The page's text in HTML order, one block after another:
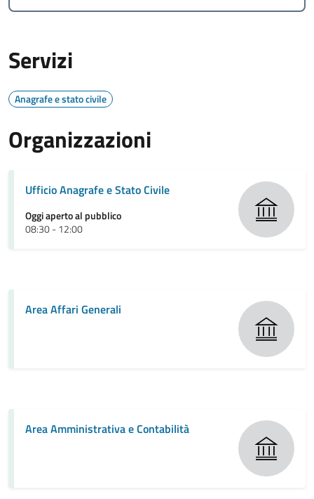
Servizi
Anagrafe e stato civile
Organizzazioni
Ufficio Anagrafe e Stato Civile
Oggi aperto al pubblico
08:30 - 12:00
Area Affari Generali
Area Amministrativa e Contabilità